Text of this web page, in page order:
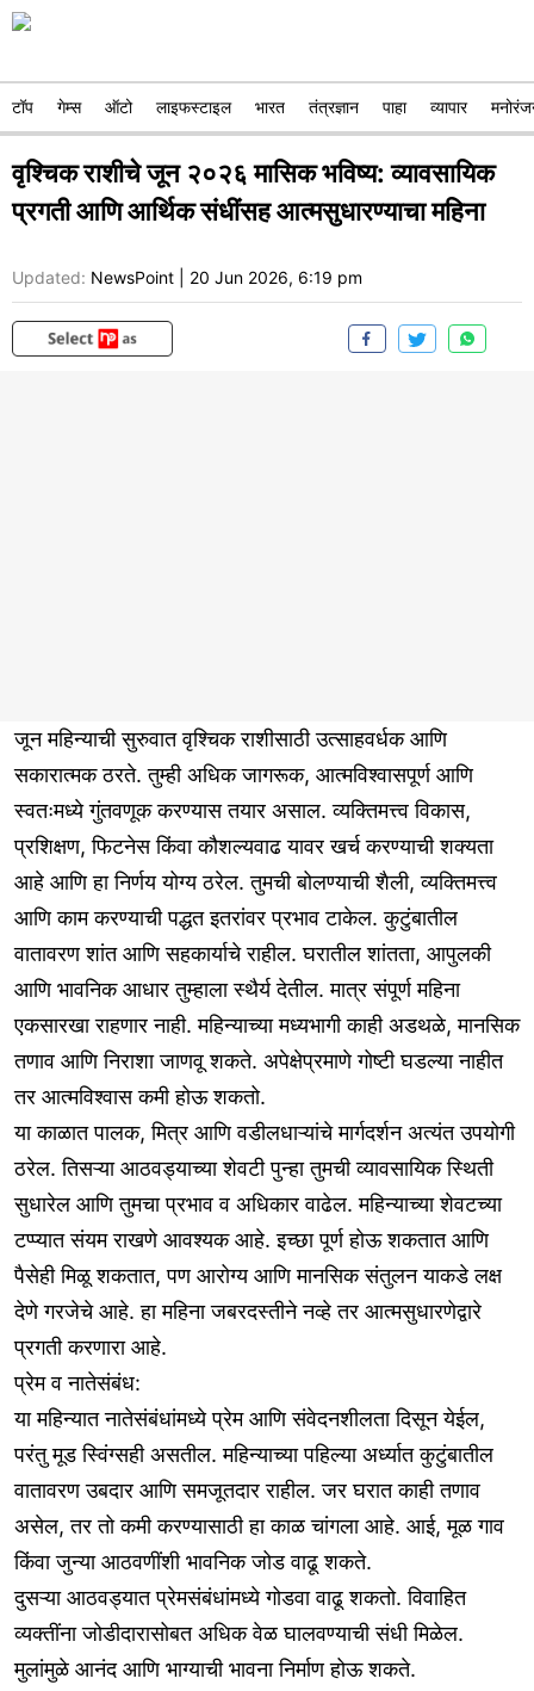
टॉप गेम्स ऑटो लाइफस्टाइल भारत तंत्रज्ञान पाहा व्यापार
वृश्चिक राशीचे जून २०२६ मासिक भविष्य: व्यावसायिक
प्रगती आणि आर्थिक संधींसह आत्मसुधारण्याचा महिना
Updated: NewsPoint 20 Jun 2026, 6:19 pm
जून महिन्याची सुरुवात वृश्चिक राशीसाठी उत्साहवर्धक आणि
सकारात्मक ठरते. तुम्ही अधिक जागरूक, आत्मविश्वासपूर्ण आणि
स्वतःमध्ये गुंतवणूक करण्यास तयार असाल. व्यक्तिमत्त्व विकास,
प्रशिक्षण, फिटनेस किंवा कौशल्यवाढ यावर खर्च करण्याची शक्यता
आहे आणि हा निर्णय योग्य ठरेल. तुमची बोलण्याची शैली, व्यक्तिमत्त्व
आणि काम करण्याची पद्धत इतरांवर प्रभाव टाकेल. कुटुंबातील
वातावरण शांत आणि सहकार्याचे राहील. घरातील शांतता, आपुलकी
आणि भावनिक आधार तुम्हाला स्थैर्य देतील. मात्र संपूर्ण महिना
एकसारखा राहणार नाही. महिन्याच्या मध्यभागी काही अडथळे, मानसिक
तणाव आणि निराशा जाणवू शकते. अपेक्षेप्रमाणे गोष्टी घडल्या नाहीत
तर आत्मविश्वास कमी होऊ शकतो.
या काळात पालक, मित्र आणि वडीलधाऱ्यांचे मार्गदर्शन अत्यंत उपयोगी
ठरेल. तिसऱ्या आठवड्याच्या शेवटी पुन्हा तुमची व्यावसायिक स्थिती
सुधारेल आणि तुमचा प्रभाव व अधिकार वाढेल. महिन्याच्या शेवटच्या
टप्प्यात संयम राखणे आवश्यक आहे. इच्छा पूर्ण होऊ शकतात आणि
पैसेही मिळू शकतात, पण आरोग्य आणि मानसिक संतुलन याकडे लक्ष
देणे गरजेचे आहे. हा महिना जबरदस्तीने नव्हे तर आत्मसुधारणेद्वारे
प्रगती करणारा आहे.
प्रेम व नातेसंबंध:
या महिन्यात नातेसंबंधांमध्ये प्रेम आणि संवेदनशीलता दिसून येईल,
परंतु मूड स्विंग्सही असतील. महिन्याच्या पहिल्या अर्ध्यात कुटुंबातील
वातावरण उबदार आणि समजूतदार राहील. जर घरात काही तणाव
असेल, तर तो कमी करण्यासाठी हा काळ चांगला आहे. आई, मूळ गाव
किंवा जुन्या आठवणींशी भावनिक जोड वाढू शकते.
दुसऱ्या आठवड्यात प्रेमसंबंधांमध्ये गोडवा वाढू शकतो. विवाहित
व्यक्तींना जोडीदारासोबत अधिक वेळ घालवण्याची संधी मिळेल.
मुलांमुळे आनंद आणि भाग्याची भावना निर्माण होऊ शकते.